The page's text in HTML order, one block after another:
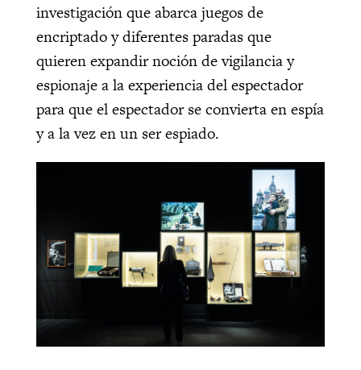
investigación que abarca juegos de
encriptado y diferentes paradas que
quieren expandir noción de vigilancia y
espionaje a la experiencia del espectador
para que el espectador se convierta en espía
y a la vez en un ser espiado.